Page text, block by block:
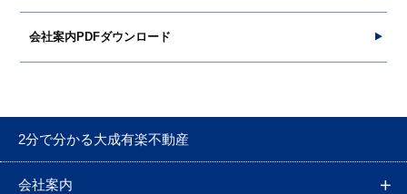
会社案内PDFダウンロード
2分で分かる大成有楽不動産
会社案内